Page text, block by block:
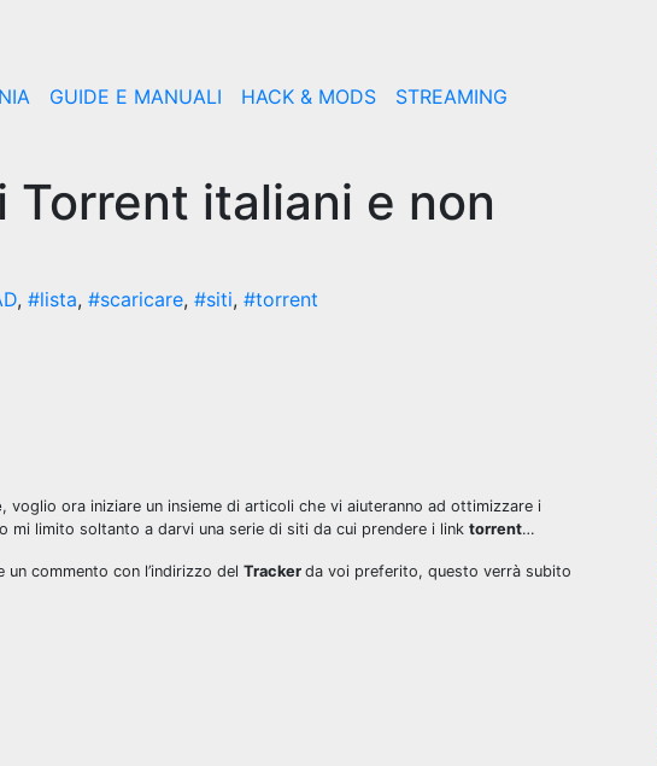
GUIDE E MANUALI HACK & MODS STREAMING
italiani e non
, #lista, #scaricare, #siti, #torrent
, voglio ora iniziare un insieme di articoli che vi aiuteranno ad ottimizzare i
mi limito soltanto a darvi una serie di siti da cui prendere i link torrent…
commento con l’indirizzo del Tracker da voi preferito, questo verrà subito